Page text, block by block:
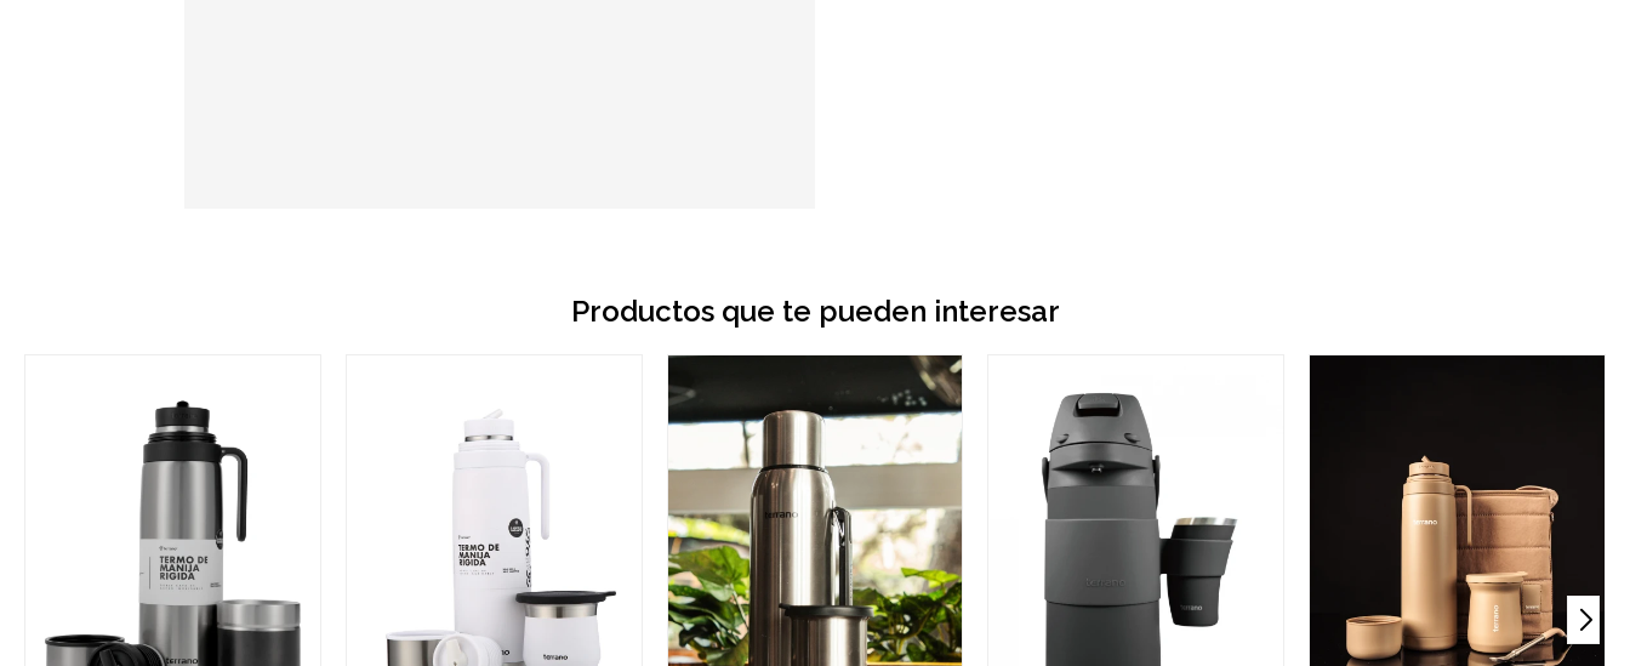
Productos que te pueden interesar